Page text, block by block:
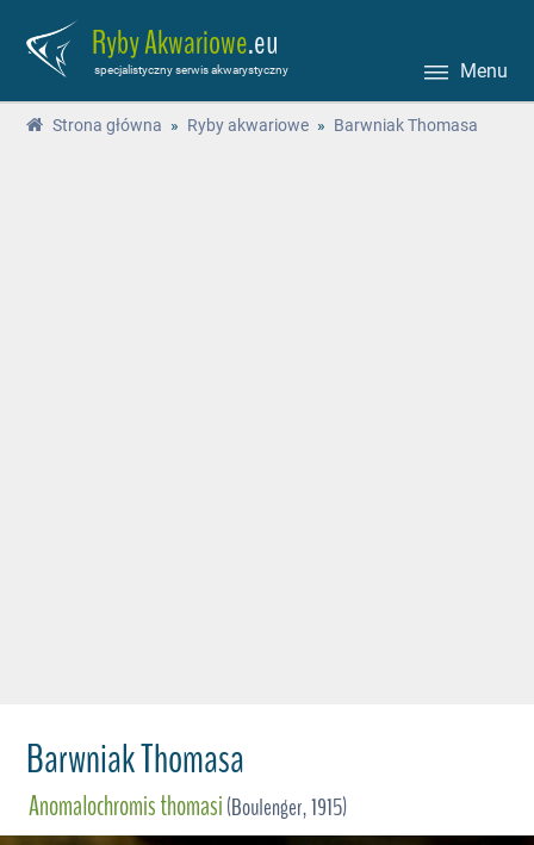
Ryby Akwariowe.eu
specjalistyczny serwis akwarystyczny Menu
Strona główna » Ryby akwariowe » Barwniak Thomasa
Barwniak Thomasa
Anomalochromis thomasi(Boulenger, 1915)